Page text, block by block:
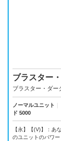
ブラスター
ブラスター・ダー
ノーマルユニット ｜
ド 5000
【永】【(V)】：あ
のユニットのパワー